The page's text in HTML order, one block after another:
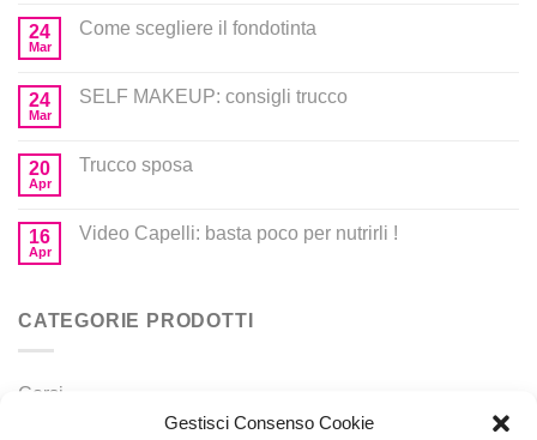
Gestisci Consenso Cookie
24
Mar
Come scegliere il fondotinta
24
Mar
SELF MAKEUP: consigli trucco
20
Apr
Trucco sposa
16
Apr
Video Capelli: basta poco per nutrirli !
CATEGORIE PRODOTTI
Corsi